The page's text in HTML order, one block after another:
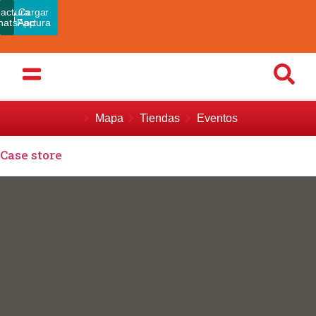
Pagar
Admin
Cargar
Factura
Mapa Tiendas Eventos
Case store